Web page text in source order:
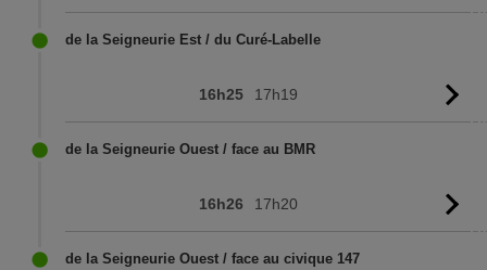
de la Seigneurie Est / du Curé-Labelle
16h25 17h19
de la Seigneurie Ouest / face au BMR
16h26 17h20
de la Seigneurie Ouest / face au civique 147